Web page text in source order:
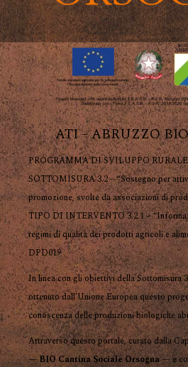
ATI – ABRUZZO
PROGRAMMA DI SVILUPPO RURALE
SOTTOMISURA 3.2 – “Sostegno per
promozione, svolte da associazioni di
TIPO DI INTERVENTO 3.2.1 –
regimi di qualità dei prodotti agricoli e
DPD019
In linea con gli obiettivi della Sottomisura
ottenuto dall’Unione Europea questo
conoscenza delle produzioni biologiche
Attraverso questo portale, curato dalla
—BIO Cantina Sociale Orsogna— e